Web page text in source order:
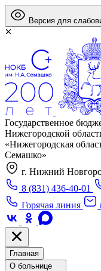
Версия для
Государственное
Нижегородской
«Нижегородская
Семашко»
г. Нижний
8 (831) 436-40-01
Горячая линия
Главная
О больнице